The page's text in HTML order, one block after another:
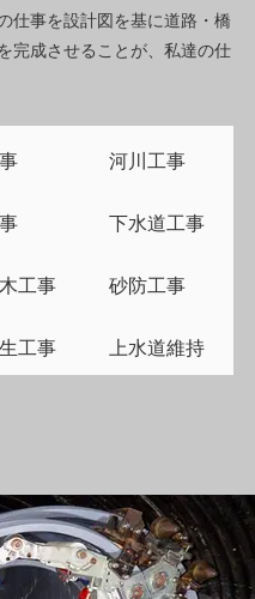
仕事を設計図を基に道路・橋
完成させることが、私達の仕
工事
工事
河川工事
下水道工事
砂防工事
上水道維持